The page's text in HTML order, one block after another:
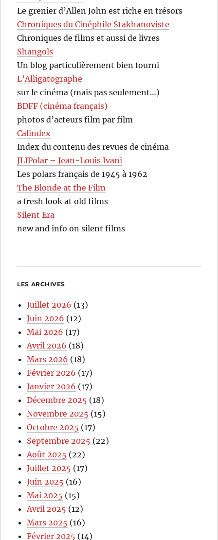
Le grenier d’Allen John est riche en trésors
Chroniques du Cinéphile Stakhanoviste
Chroniques de films et aussi de livres
Shangols
Un blog particulièrement bien fourni
L’Alligatographe
sur le cinéma (mais pas seulement…)
BDFF (cinéma français)
photos d’acteurs film par film
Calindex
Index du contenu des revues de cinéma
JLIPolar – Jean-Louis Ivani
Les polars français de 1945 à 1962
The Blonde at the Film
a fresh look at old films
Silent Era
new and info on silent films
LES ARCHIVES
Juillet 2026 (13)
Juin 2026 (12)
Mai 2026 (17)
Avril 2026 (18)
Mars 2026 (18)
Février 2026 (17)
Janvier 2026 (17)
Décembre 2025 (18)
Novembre 2025 (15)
Octobre 2025 (17)
Septembre 2025 (22)
Août 2025 (22)
Juillet 2025 (17)
Juin 2025 (16)
Mai 2025 (15)
Avril 2025 (12)
Mars 2025 (16)
Février 2025 (14)